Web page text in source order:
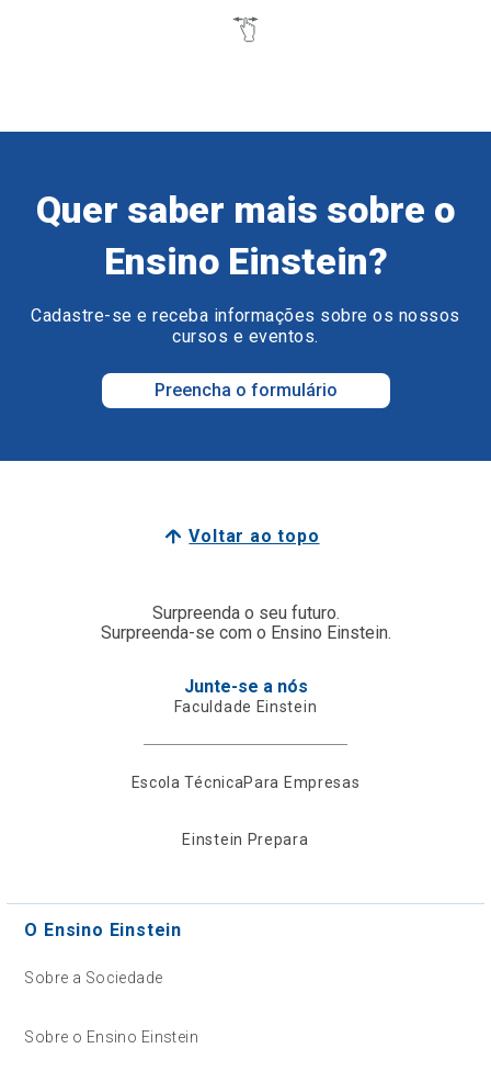
Quer saber mais sobre o
Ensino Einstein?
Cadastre-se e receba informações sobre os nossos
cursos e eventos.
Preencha o formulário
Voltar ao topo
Surpreenda o seu futuro.
Surpreenda-se com o Ensino Einstein.
Junte-se a nós
Faculdade Einstein
Escola TécnicaPara Empresas
Einstein Prepara
O Ensino Einstein
Sobre a Sociedade
Sobre o Ensino Einstein